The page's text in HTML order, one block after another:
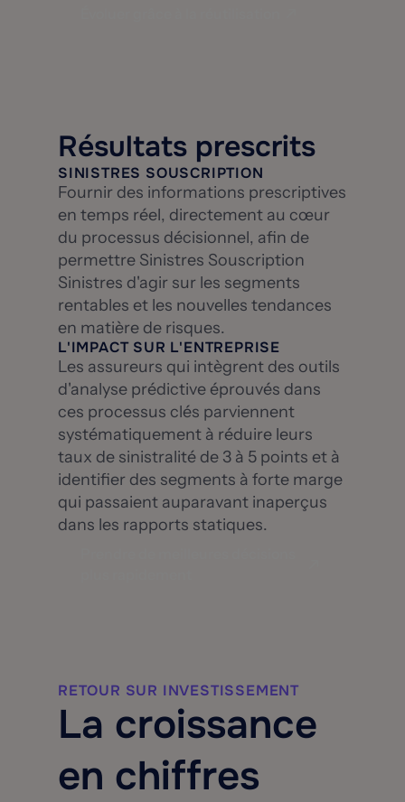
Résultats prescrits
SINISTRES SOUSCRIPTION
Fournir des informations prescriptives
en temps réel, directement au cœur
du processus décisionnel, afin de
permettre Sinistres Souscription
Sinistres d'agir sur les segments
rentables et les nouvelles tendances
en matière de risques.
L'IMPACT SUR L'ENTREPRISE
Les assureurs qui intègrent des outils
d'analyse prédictive éprouvés dans
ces processus clés parviennent
systématiquement à réduire leurs
taux de sinistralité de 3 à 5 points et à
identifier des segments à forte marge
qui passaient auparavant inaperçus
dans les rapports statiques.
RETOUR SUR INVESTISSEMENT
La croissance
en chiffres